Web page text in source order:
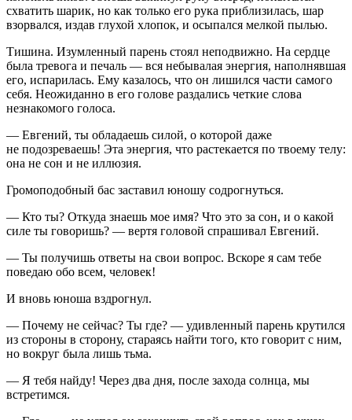
схватить шарик, но как только его рука приблизилась, шар
взорвался, издав глухой хлопок, и осыпался мелкой пылью.
Тишина. Изумленный парень стоял неподвижно. На сердце
была тревога и печаль — вся небывалая энергия, наполнявшая
его, испарилась. Ему казалось, что он лишился части самого
себя. Неожиданно в его голове раздались четкие слова
незнакомого голоса.
— Евгений, ты обладаешь силой, о которой даже
не подозреваешь! Эта энергия, что растекается по твоему телу:
она не сон и не иллюзия.
Громоподобный бас заставил юношу содрогнуться.
— Кто ты? Откуда знаешь мое имя? Что это за сон, и о какой
силе ты говоришь? — вертя головой спрашивал Евгений.
— Ты получишь ответы на свои вопрос. Вскоре я сам тебе
поведаю обо всем, человек!
И вновь юноша вздрогнул.
— Почему не сейчас? Ты где? — удивленный парень крутился
из стороны в сторону, стараясь найти того, кто говорит с ним,
но вокруг была лишь тьма.
— Я тебя найду! Через два дня, после захода солнца, мы
встретимся.